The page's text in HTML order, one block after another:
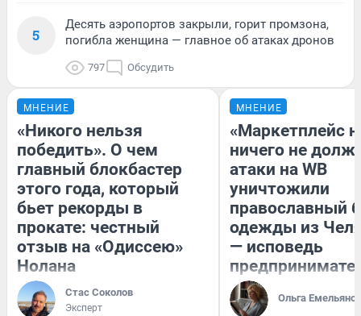
5
Десять аэропортов закрыли, горит промзона,
погибла женщина — главное об атаках дронов
797 Обсудить
МНЕНИЕ
«Никого нельзя
победить». О чем
главный блокбастер
этого года, который
бьет рекорды в
прокате: честный
отзыв на «Одиссею»
Нолана
Стас Соколов
Эксперт
МНЕНИЕ
«Маркетплейс
ничего не
атаки на WB
уничтожили
православный
одежды из
— исповедь
Ольга